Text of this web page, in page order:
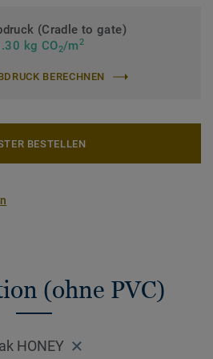
(Cradle to gate)
kg CO2/m2
BERECHNEN
BESTELLEN
(ohne PVC)
HONEY